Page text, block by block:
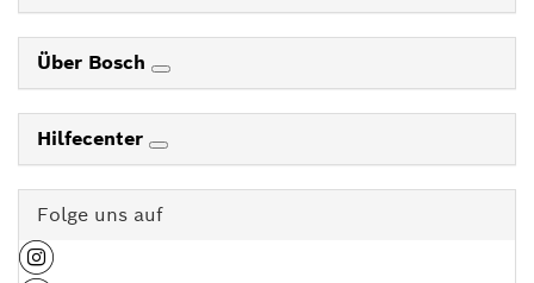
Über Bosch
Hilfecenter
Folge uns auf